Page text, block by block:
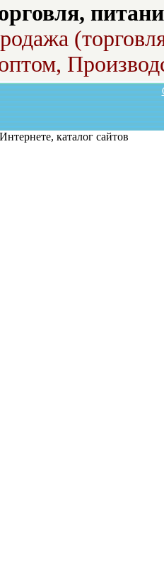
каталог сайтов